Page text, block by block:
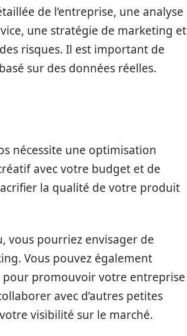
de l’entreprise, une analyse
une stratégie de marketing et
risques. Il est important de
sur des données réelles.
nécessite une optimisation
avec votre budget et de
la qualité de votre produit
vous pourriez envisager de
Vous pouvez également
pour promouvoir votre entreprise
avec d’autres petites
visibilité sur le marché.